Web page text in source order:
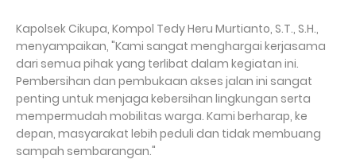
Kapolsek Cikupa, Kompol Tedy Heru Murtianto, S.T., S.H.,
menyampaikan, "Kami sangat menghargai kerjasama
dari semua pihak yang terlibat dalam kegiatan ini.
Pembersihan dan pembukaan akses jalan ini sangat
penting untuk menjaga kebersihan lingkungan serta
mempermudah mobilitas warga. Kami berharap, ke
depan, masyarakat lebih peduli dan tidak membuang
sampah sembarangan."